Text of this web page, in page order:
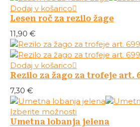
Dodaj v košarico
Lesen roč za rezilo žage
11,90 €
Dodaj v košarico
Rezilo za žago za trofeje art.
7,30 €
Izberite možnosti
izdelek
Umetna lobanja jelena